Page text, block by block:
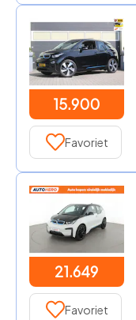
15.900
Favoriet
21.649
Favoriet